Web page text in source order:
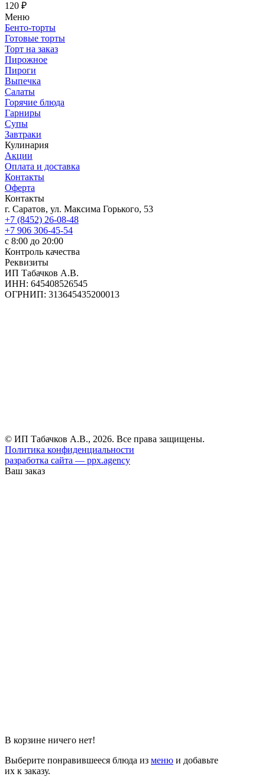
120 ₽
Меню
Бенто-торты
Готовые торты
Торт на заказ
Пирожное
Пироги
Выпечка
Салаты
Горячие блюда
Гарниры
Супы
Завтраки
Кулинария
Акции
Оплата и доставка
Контакты
Оферта
Контакты
г. Саратов, ул. Максима Горького, 53
+7 (8452) 26-08-48
+7 906 306-45-54
с 8:00 до 20:00
Контроль качества
Реквизиты
ИП Табачков А.В.
ИНН: 645408526545
ОГРНИП: 313645435200013
© ИП Табачков А.В., 2026. Все права защищены.
Политика конфиденциальности
разработка сайта — ppx.agency
Ваш заказ
В корзине ничего нет!
Выберите понравившееся блюда из меню и добавьте
их к заказу.